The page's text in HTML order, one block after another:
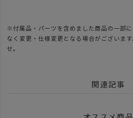
※付属品・パーツを含めました商品の一部
なく変更・仕様変更となる場合がございま
せ。
関連記事